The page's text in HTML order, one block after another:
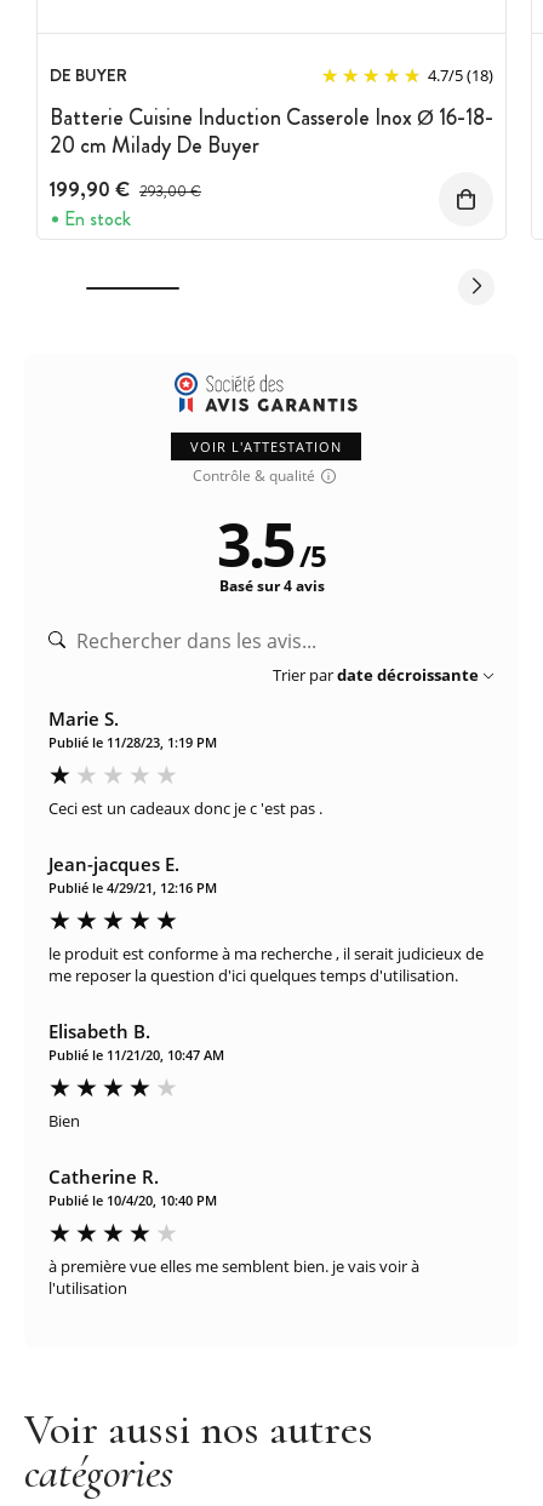
DE BUYER 4.7/5(18)
Batterie Cuisine Induction Casserole Inox Ø 16-18-
20 cm Milady De Buyer
199,90 € Prix avant réduction :
293,00 €
En stock
VOIR L'ATTESTATION
Contrôle & qualité
3.5/5
Basé sur 4 avis
Trier pardate décroissante
Marie S.
Publié le 11/28/23, 1:19 PM
Ceci est un cadeaux donc je c 'est pas .
Jean-jacques E.
Publié le 4/29/21, 12:16 PM
le produit est conforme à ma recherche , il serait judicieux de
me reposer la question d'ici quelques temps d'utilisation.
Elisabeth B.
Publié le 11/21/20, 10:47 AM
Bien
Catherine R.
Publié le 10/4/20, 10:40 PM
à première vue elles me semblent bien. je vais voir à
l'utilisation
Voir aussi nos autres
catégories